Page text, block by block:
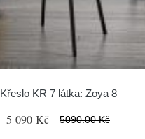
Křeslo KR 7 látka: Zoya 8
5 090 Kč 5090.00 Kč